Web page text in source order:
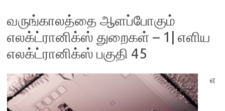
வருங்காலத்தை ஆளப்போகும்
எலக்ட்ரானிக்ஸ் துறைகள் – 1| எளிய
எலக்ட்ரானிக்ஸ் பகுதி 45
எ